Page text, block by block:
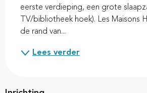
eerste verdieping, een grote
TV/bibliotheek hoek). Les Maisons
de rand van...
Lees verder